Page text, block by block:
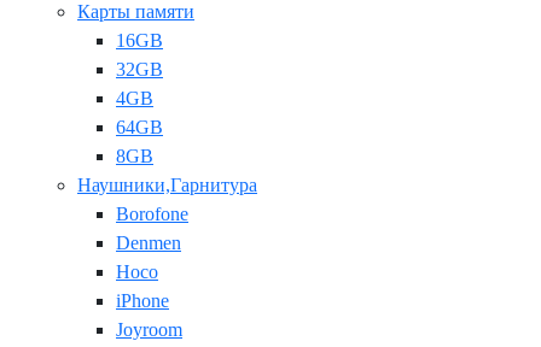
Карты памяти
16GB
32GB
4GB
64GB
8GB
Наушники,Гарнитура
Borofone
Denmen
Hoco
iPhone
Joyroom